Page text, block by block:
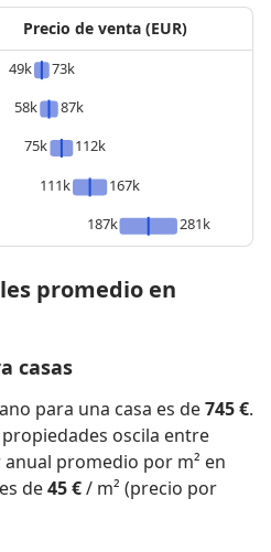
Precio de venta (EUR)
49k
73k
58k
87k
75k
112k
111k
167k
187k
281k
promedio en
casas
para una casa es de745 €.
oscila entre
anual promedio por m² en
de45 €/ m² (precio por